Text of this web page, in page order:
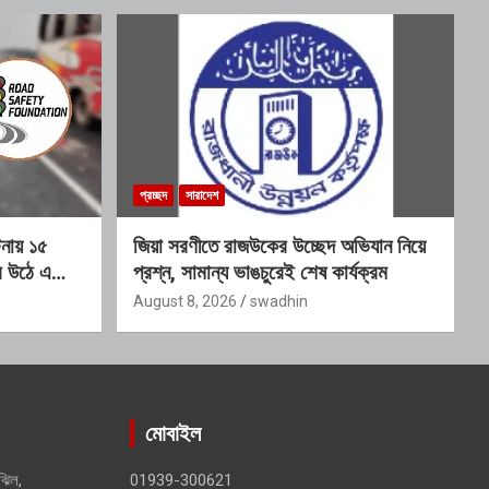
১৫
উঠে এলো
প্রচ্ছদ সারাদেশ
জিয়া সরণীতে রাজউকের উচ্ছেদ অভিযান নিয়ে
প্রশ্ন, সামান্য ভাঙচুরেই শেষ কার্যক্রম
August 8, 2026 swadhin
মোবাইল
01939-300621